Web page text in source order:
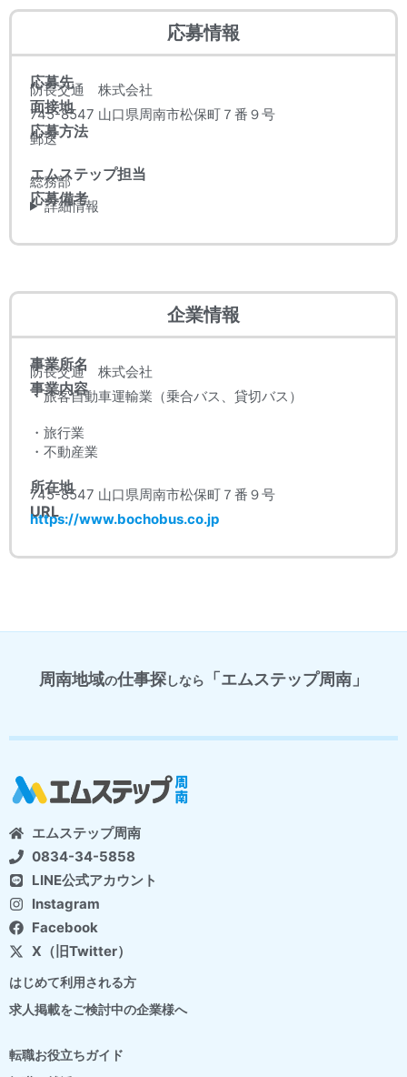
応募情報
応募先
防長交通 株式会社
面接地
745-8547 山口県周南市松保町７番９号
応募方法
郵送
エムステップ担当
総務部
応募備考
詳細情報
企業情報
事業所名
防長交通 株式会社
事業内容
・旅客自動車運輸業（乗合バス、貸切バス）
・旅行業
・不動産業
所在地
745-8547 山口県周南市松保町７番９号
URL
https://www.bochobus.co.jp
周南地域の仕事探しなら 「エムステップ周南」
エムステップ周南
0834-34-5858
LINE公式アカウント
Instagram
Facebook
X（旧Twitter）
はじめて利用される方
求人掲載をご検討中の企業様へ
転職お役立ちガイド